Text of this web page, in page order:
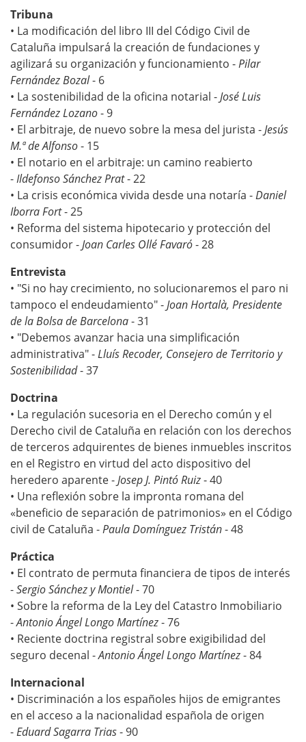
Tribuna
• La modificación del libro III del Código Civil de
Cataluña impulsará la creación de fundaciones y
agilizará su organización y funcionamiento -Pilar
Fernández Bozal- 6
• La sostenibilidad de la oficina notarial -José Luis
Fernández Lozano- 9
• El arbitraje, de nuevo sobre la mesa del jurista -Jesús
M.ª de Alfonso- 15
• El notario en el arbitraje: un camino reabierto
-Ildefonso Sánchez Prat- 22
• La crisis económica vivida desde una notaría -Daniel
Iborra Fort- 25
• Reforma del sistema hipotecario y protección del
consumidor -Joan Carles Ollé Favaró- 28
Entrevista
• "Si no hay crecimiento, no solucionaremos el paro ni
tampoco el endeudamiento" -Joan Hortalà, Presidente
de la Bolsa de Barcelona- 31
• "Debemos avanzar hacia una simplificación
administrativa" -Lluís Recoder, Consejero de Territorio y
Sostenibilidad- 37
Doctrina
• La regulación sucesoria en el Derecho común y el
Derecho civil de Cataluña en relación con los derechos
de terceros adquirentes de bienes inmuebles inscritos
en el Registro en virtud del acto dispositivo del
heredero aparente -Josep J. Pintó Ruiz- 40
• Una reflexión sobre la impronta romana del
«beneficio de separación de patrimonios» en el Código
civil de Cataluña -Paula Domínguez Tristán- 48
Práctica
• El contrato de permuta financiera de tipos de interés
-Sergio Sánchez y Montiel- 70
• Sobre la reforma de la Ley del Catastro Inmobiliario
-Antonio Ángel Longo Martínez- 76
• Reciente doctrina registral sobre exigibilidad del
seguro decenal -Antonio Ángel Longo Martínez- 84
Internacional
• Discriminación a los españoles hijos de emigrantes
en el acceso a la nacionalidad española de origen
-Eduard Sagarra Trias- 90